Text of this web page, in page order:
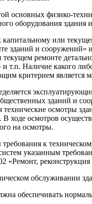
основ­ных физико-
оборудования здания
или
зданий и
ремонте
т.п. Наличие какого
критерием является
зданий и
осмотры
ходе осмотров
на осмотры.
к
указанным
обслуживании
обеспечивать